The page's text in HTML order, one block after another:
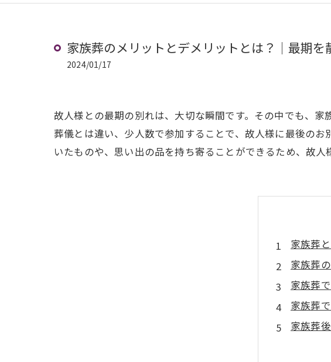
家族葬のメリットとデメリットとは？｜最期
2024/01/17
故人様との最期の別れは、大切な瞬間です。その中でも、
葬儀とは違い、少人数で参加することで、故人様に最後の
いたものや、思い出の品を持ち寄ることができるため、故
家族葬
家族葬
家族葬
家族葬
家族葬